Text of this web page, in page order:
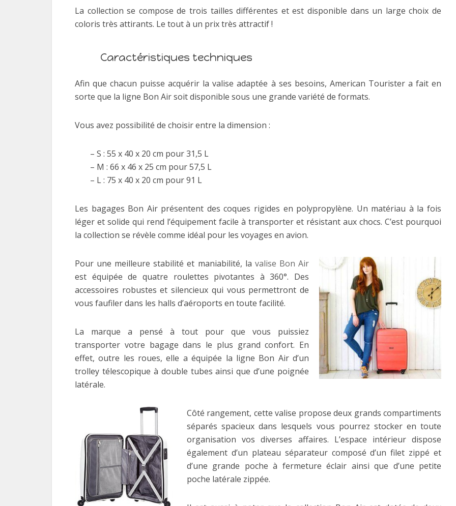
La collection se compose de trois tailles différentes et est disponible dans un large choix de
coloris très attirants. Le tout à un prix très attractif !
Caractéristiques techniques
Afin que chacun puisse acquérir la valise adaptée à ses besoins, American Tourister a fait en
sorte que la ligne Bon Air soit disponible sous une grande variété de formats.
Vous avez possibilité de choisir entre la dimension :
– S : 55 x 40 x 20 cm pour 31,5 L
– M : 66 x 46 x 25 cm pour 57,5 L
– L : 75 x 40 x 20 cm pour 91 L
Les bagages Bon Air présentent des coques rigides en polypropylène. Un matériau à la fois
léger et solide qui rend l’équipement facile à transporter et résistant aux chocs. C’est pourquoi
la collection se révèle comme idéal pour les voyages en avion.
Pour une meilleure stabilité et maniabilité, la valise Bon Air
est équipée de quatre roulettes pivotantes à 360°. Des
accessoires robustes et silencieux qui vous permettront de
vous faufiler dans les halls d’aéroports en toute facilité.
La marque a pensé à tout pour que vous puissiez
transporter votre bagage dans le plus grand confort. En
effet, outre les roues, elle a équipée la ligne Bon Air d’un
trolley télescopique à double tubes ainsi que d’une poignée
latérale.
Côté rangement, cette valise propose deux grands compartiments
séparés spacieux dans lesquels vous pourrez stocker en toute
organisation vos diverses affaires. L’espace intérieur dispose
également d’un plateau séparateur composé d’un filet zippé et
d’une grande poche à fermeture éclair ainsi que d’une petite
poche latérale zippée.